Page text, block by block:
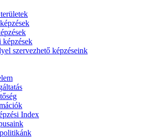
képzések
szervezhető képzéseink
Index